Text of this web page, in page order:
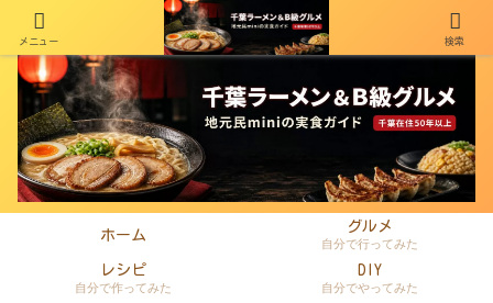
千葉在住50年以上のminiがラーメン・町中華・B級グルメを本音レビュー
ホーム
グルメ
自分で行ってみた
レシピ
自分で作ってみた
DIY
自分でやってみた
メニュー 検索